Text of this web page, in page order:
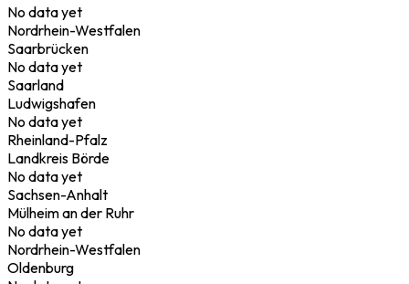
No data yet
Nordrhein-Westfalen
Saarbrücken
No data yet
Saarland
Ludwigshafen
No data yet
Rheinland-Pfalz
Landkreis Börde
No data yet
Sachsen-Anhalt
Mülheim an der Ruhr
No data yet
Nordrhein-Westfalen
Oldenburg